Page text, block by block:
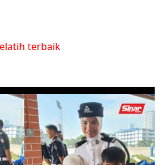
terbaik